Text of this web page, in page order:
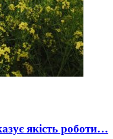
якість роботи…